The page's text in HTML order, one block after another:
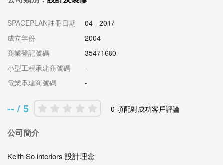
SPACEPLAN註冊日期
04 - 2017
成立年份
2004
商業登記號碼
35471680
小型工程承建商號碼
-
電業承建商號碼
-
-- / 5 0 項配對成功客戶評論
公司簡介
Keith So interiors 設計理念